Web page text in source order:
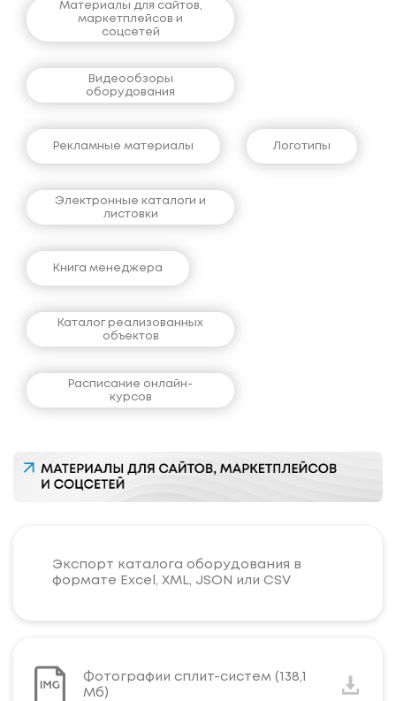
Материалы для сайтов,
маркетплейсов и
соцсетей
Видеообзоры
оборудования
Рекламные материалы Логотипы
Электронные каталоги и
листовки
Книга менеджера
Каталог реализованных
объектов
Расписание онлайн-
курсов
Экспорт каталога оборудования в
формате Excel, XML, JSON или CSV
Фотографии сплит-систем (138,1
Мб)